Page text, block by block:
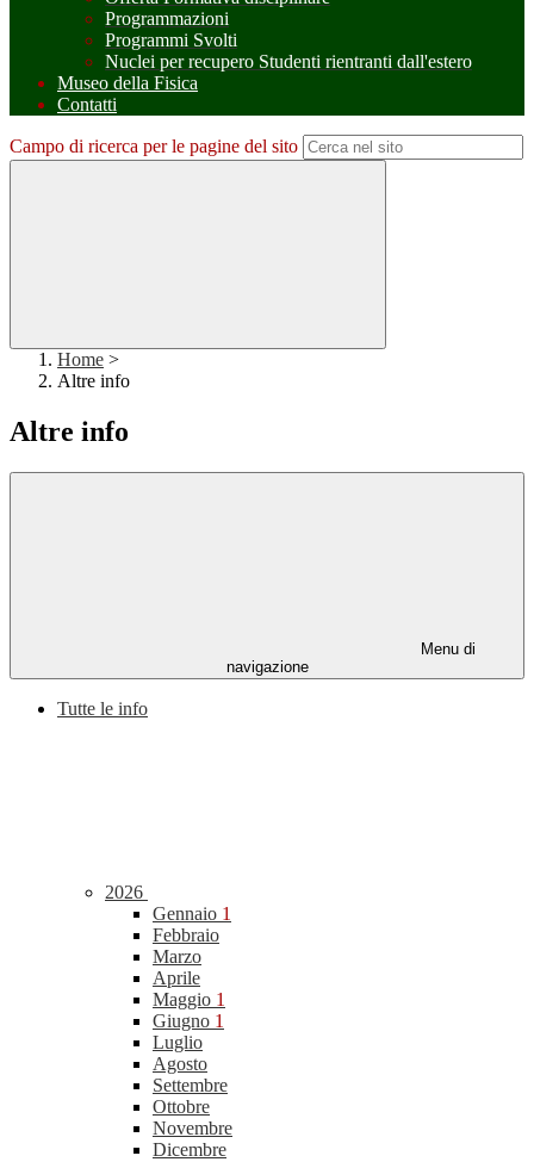
Programmazioni
Programmi Svolti
Nuclei per recupero Studenti rientranti dall'estero
Museo della Fisica
Contatti
Campo di ricerca per le pagine del sito
Home >
Altre info
Altre info
Menu di
navigazione
Tutte le info
2026
Gennaio 1
Febbraio
Marzo
Aprile
Maggio 1
Giugno 1
Luglio
Agosto
Settembre
Ottobre
Novembre
Dicembre